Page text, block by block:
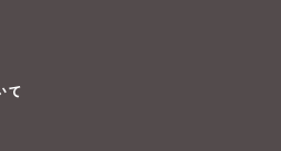
て